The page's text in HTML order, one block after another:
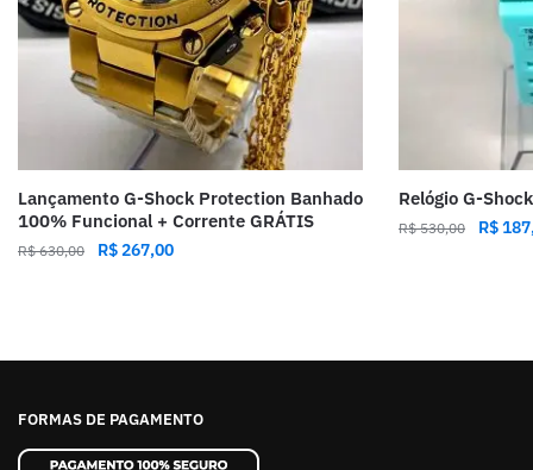
Lançamento G-Shock Protection Banhado
100% Funcional + Corrente GRÁTIS
R$630,00 R$267,00
Relógio G-
R$530,00 R$
FORMAS DE PAGAMENTO